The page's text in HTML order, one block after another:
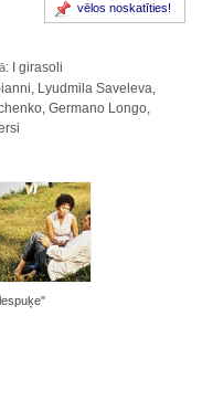
vēlos noskatīties!
: I girasoli
Lyudmila Saveleva,
Germano Longo,